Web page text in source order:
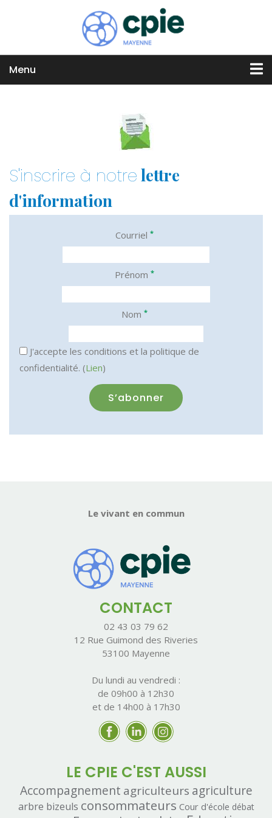
Menu
S'inscrire à notrelettre
d'information
Courriel *
Prénom *
Nom *
J'accepte les conditions et la politique de
confidentialité. (Lien)
Le vivant en commun
CONTACT
02 43 03 79 62
12 Rue Guimond des Riveries
53100 Mayenne
Du lundi au vendredi :
de 09h00 à 12h30
et de 14h00 à 17h30
LE CPIE C'EST AUSSI
Accompagnement agriculteurs agriculture
arbre bizeuls consommateurs Cour d'école débat